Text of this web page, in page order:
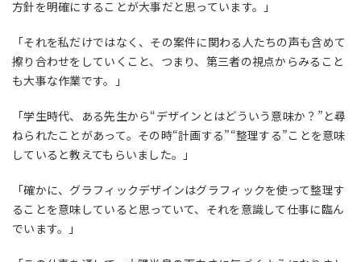
方針を明確にすることが大事だと思っています。」
「それを私だけではなく、その案件に関わる人たちの声も含めて
擦り合わせをしていくこと、つまり、第三者の視点からみること
も大事な作業です。」
「学生時代、ある先生から“デザインとはどういう意味か？”と尋
ねられたことがあって。その時“計画する”“整理する”ことを意味
していると教えてもらいました。」
「確かに、グラフィックデザインはグラフィックを使って整理す
ることを意味していると思っていて、それを意識して仕事に臨ん
でいます。」